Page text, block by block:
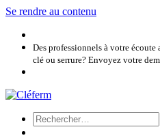
Se rendre au contenu
Des professionnels à votre
clé ou serrure? Envoyez votre